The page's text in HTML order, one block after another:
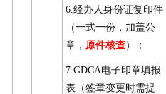
6.经办人身份证复印件
（一式一份，加盖公
章， 原件核查）；
7.GDCA电子印章填报
表（签章变更时需提